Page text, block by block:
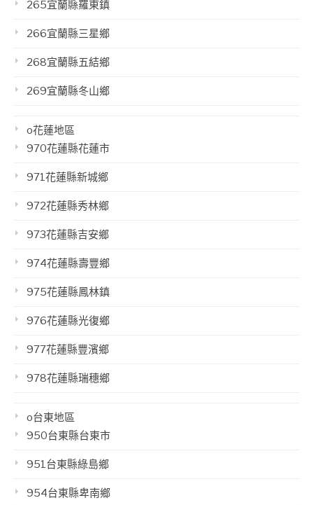
265宜蘭縣羅東鎮
266宜蘭縣三星鄉
268宜蘭縣五結鄉
269宜蘭縣冬山鄉
o花蓮地區
970花蓮縣花蓮市
971花蓮縣新城鄉
972花蓮縣秀林鄉
973花蓮縣吉安鄉
974花蓮縣壽豐鄉
975花蓮縣鳳林鎮
976花蓮縣光復鄉
977花蓮縣豐濱鄉
978花蓮縣瑞穗鄉
o台東地區
950台東縣台東市
951台東縣綠島鄉
954台東縣卑南鄉